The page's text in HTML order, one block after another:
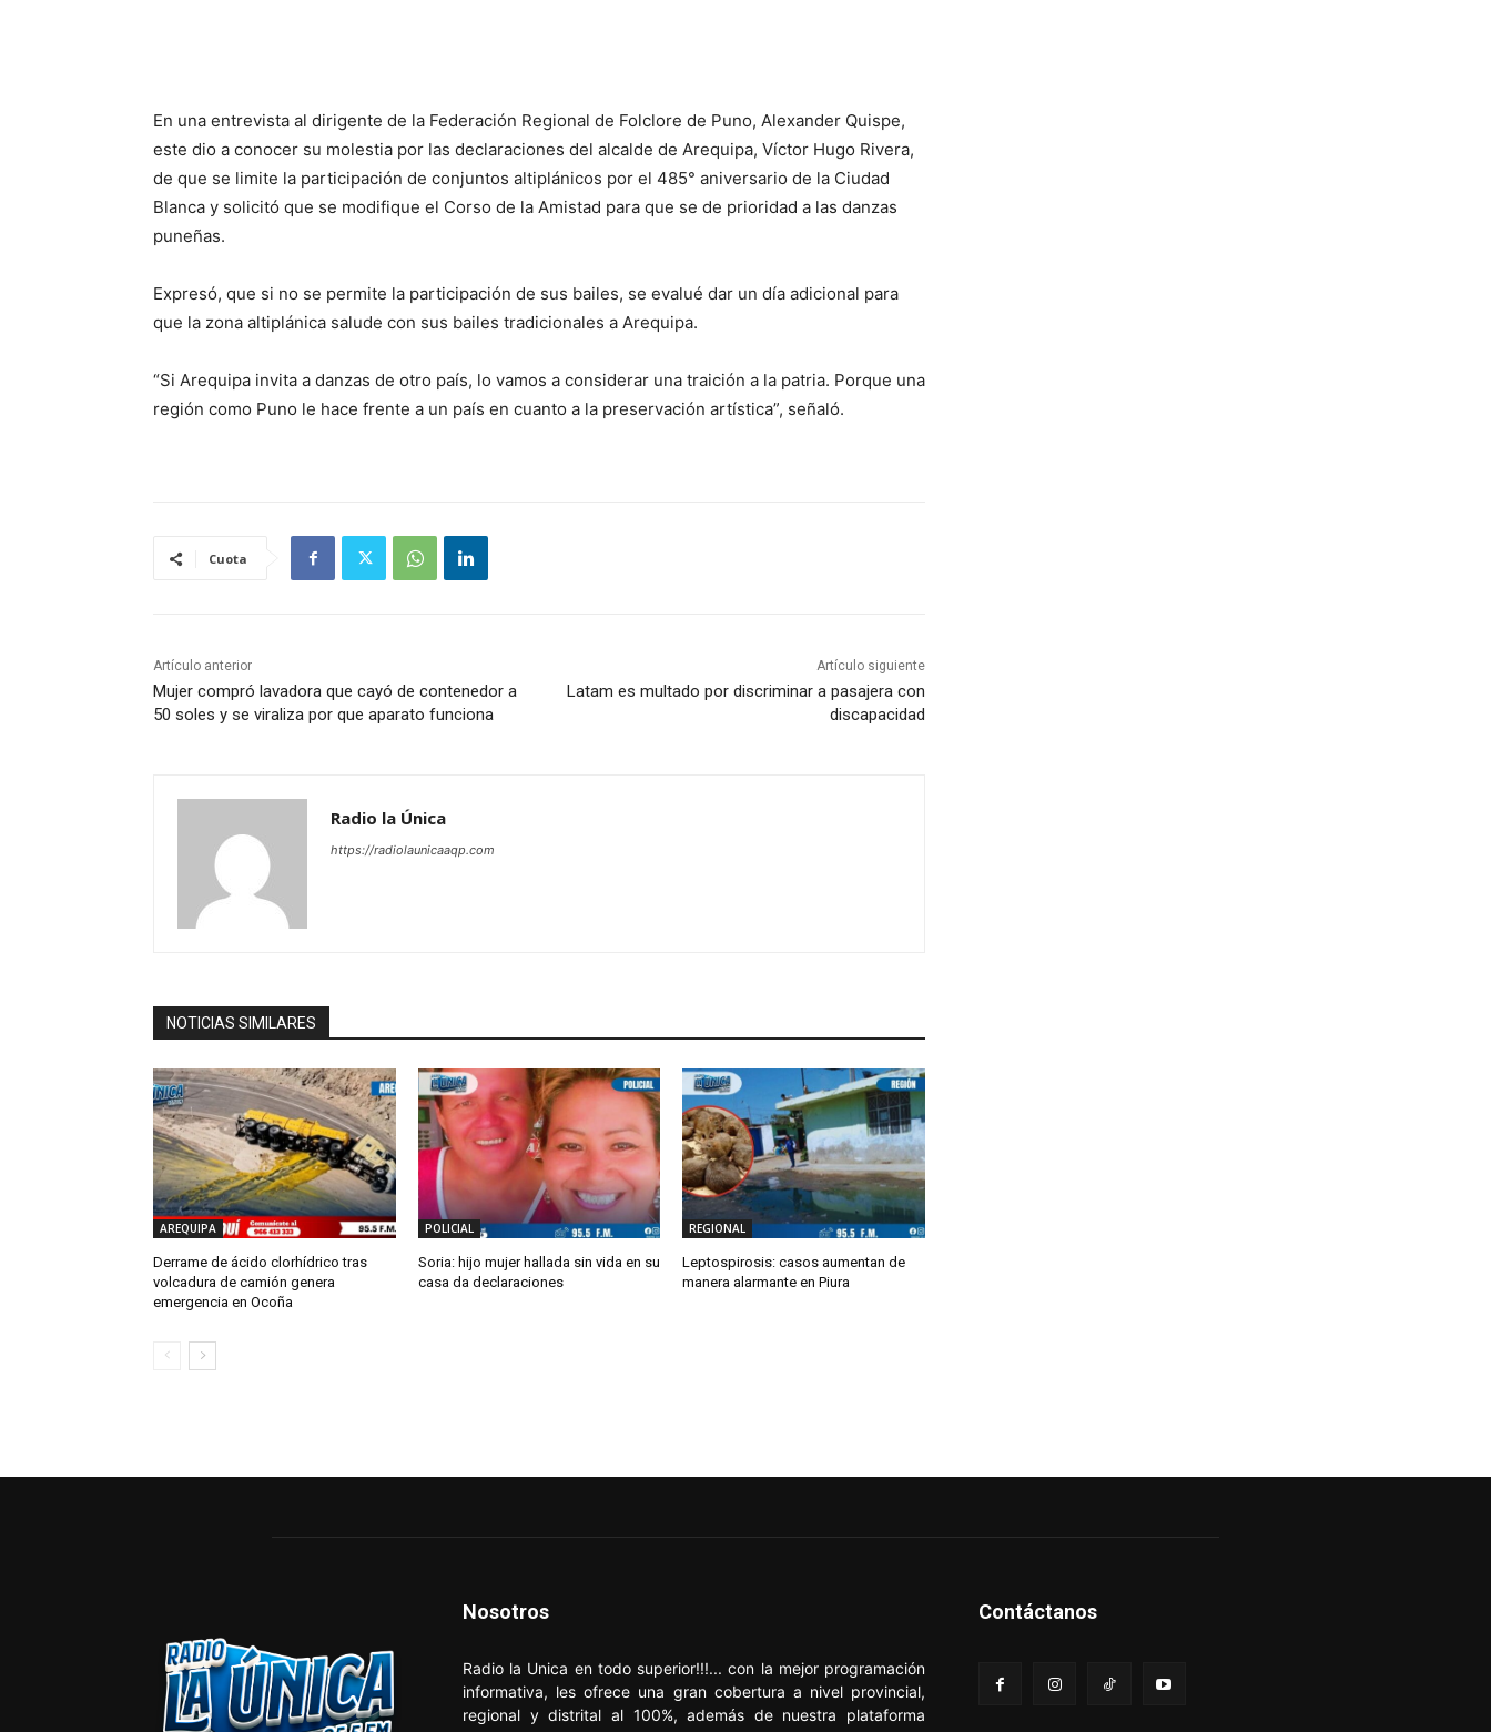
En una entrevista al dirigente de la Federación Regional de Folclore de Puno, Alexander Quispe,
este dio a conocer su molestia por las declaraciones del alcalde de Arequipa, Víctor Hugo Rivera,
de que se limite la participación de conjuntos altiplánicos por el 485° aniversario de la Ciudad
Blanca y solicitó que se modifique el Corso de la Amistad para que se de prioridad a las danzas
puneñas.
Expresó, que si no se permite la participación de sus bailes, se evalué dar un día adicional para
que la zona altiplánica salude con sus bailes tradicionales a Arequipa.
“Si Arequipa invita a danzas de otro país, lo vamos a considerar una traición a la patria. Porque una
región como Puno le hace frente a un país en cuanto a la preservación artística”, señaló.
Cuota
Artículo anterior
Mujer compró lavadora que cayó de contenedor a
50 soles y se viraliza por que aparato funciona
Artículo siguiente
Latam es multado por discriminar a pasajera con
discapacidad
Radio la Única
https://radiolaunicaaqp.com
NOTICIAS SIMILARES
AREQUIPA
Derrame de ácido clorhídrico tras
volcadura de camión genera
emergencia en Ocoña
POLICIAL
Soria: hijo mujer hallada sin vida en su
casa da declaraciones
REGIONAL
Leptospirosis: casos aumentan de
manera alarmante en Piura
Nosotros
Radio la Unica en todo superior!!!... con la mejor programación
informativa, les ofrece una gran cobertura a nivel provincial,
regional y distrital al 100%, además de nuestra plataforma
Contáctanos